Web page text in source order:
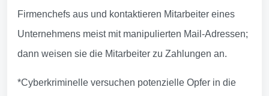
Firmenchefs aus und kontaktieren Mitarbeiter eines
Unternehmens meist mit manipulierten Mail-Adressen;
dann weisen sie die Mitarbeiter zu Zahlungen an.
*Cyberkriminelle versuchen potenzielle Opfer in die